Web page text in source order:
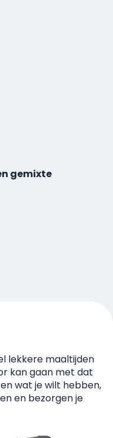
gemixte
lekkere maaltijden
kan gaan met dat
wat je wilt hebben,
en bezorgen je